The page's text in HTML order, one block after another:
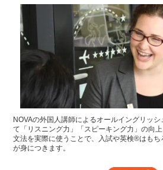
NOVAの外国人講師によるオールイングリッ
て「リスニング力」「スピーキング力」の向
文法を実際に使うことで、入試や英検®はも
が身につきます。